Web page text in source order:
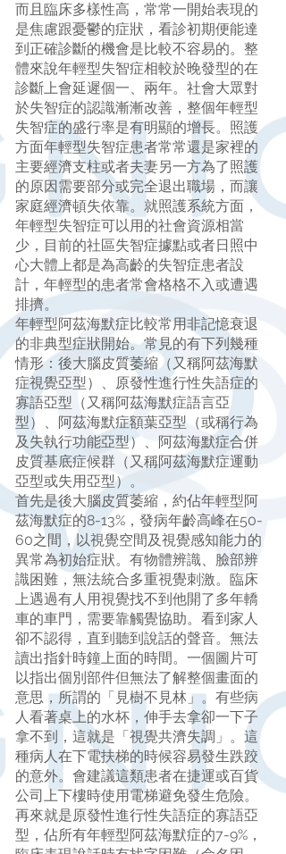
而且臨床多樣性高，常常一開始表現的
是焦慮跟憂鬱的症狀，看診初期便能達
到正確診斷的機會是比較不容易的。整
體來說年輕型失智症相較於晚發型的在
診斷上會延遲個一、兩年。社會大眾對
於失智症的認識漸漸改善，整個年輕型
失智症的盛行率是有明顯的增長。照護
方面年輕型失智症患者常常還是家裡的
主要經濟支柱或者夫妻另一方為了照護
的原因需要部分或完全退出職場，而讓
家庭經濟頓失依靠。就照護系統方面，
年輕型失智症可以用的社會資源相當
少，目前的社區失智症據點或者日照中
心大體上都是為高齡的失智症患者設
計，年輕型的患者常會格格不入或遭遇
排擠。
年輕型阿茲海默症比較常用非記憶衰退
的非典型症狀開始。常見的有下列幾種
情形：後大腦皮質萎縮（又稱阿茲海默
症視覺亞型）、原發性進行性失語症的
寡語亞型（又稱阿茲海默症語言亞
型）、阿茲海默症額葉亞型（或稱行為
及失執行功能亞型）、阿茲海默症合併
皮質基底症候群（又稱阿茲海默症運動
亞型或失用亞型）。
首先是後大腦皮質萎縮，約佔年輕型阿
茲海默症的8-13%，發病年齡高峰在50-
60之間，以視覺空間及視覺感知能力的
異常為初始症狀。有物體辨識、臉部辨
識困難，無法統合多重視覺刺激。臨床
上遇過有人用視覺找不到他開了多年轎
車的車門，需要靠觸覺協助。看到家人
卻不認得，直到聽到說話的聲音。無法
讀出指針時鐘上面的時間。一個圖片可
以指出個別部件但無法了解整個畫面的
意思，所謂的「見樹不見林」。有些病
人看著桌上的水杯，伸手去拿卻一下子
拿不到，這就是「視覺共濟失調」。這
種病人在下電扶梯的時候容易發生跌跤
的意外。會建議這類患者在捷運或百貨
公司上下樓時使用電梯避免發生危險。
再來就是原發性進行性失語症的寡語亞
型，佔所有年輕型阿茲海默症的7-9%，